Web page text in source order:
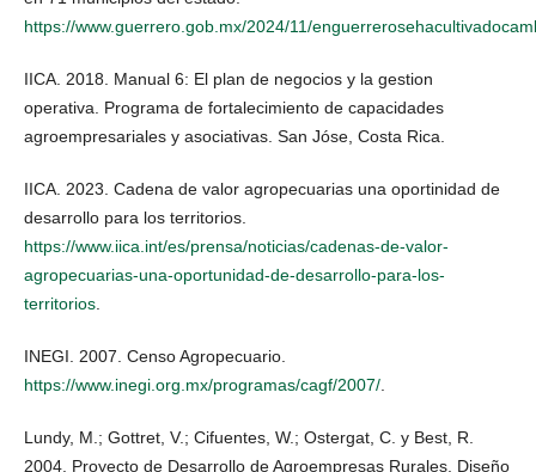
https://www.guerrero.gob.mx/2024/11/
IICA. 2018. Manual 6: El plan de negocios y la gestion
operativa. Programa de fortalecimiento de capacidades
agroempresariales y asociativas. San Jóse, Costa Rica.
IICA. 2023. Cadena de valor agropecuarias una oportinidad de
desarrollo para los territorios.
https://www.iica.int/es/prensa/noticias/cadenas-de-valor-
agropecuarias-una-oportunidad-de-desarrollo-para-los-
territorios.
INEGI. 2007. Censo Agropecuario.
https://www.inegi.org.mx/programas/cagf/2007/.
Lundy, M.; Gottret, V.; Cifuentes, W.; Ostergat, C. y Best, R.
2004. Proyecto de Desarrollo de Agroempresas Rurales. Diseño